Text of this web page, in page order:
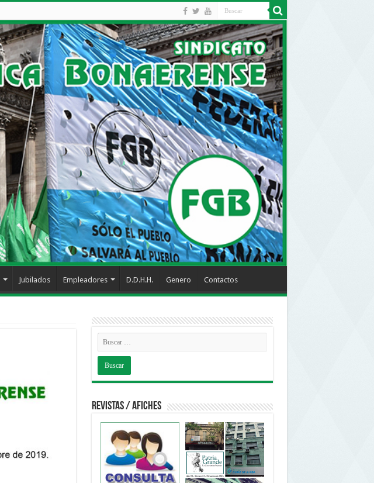
Jubilados Empleadores D.D.H.H. Genero Contactos
Revistas / Afiches